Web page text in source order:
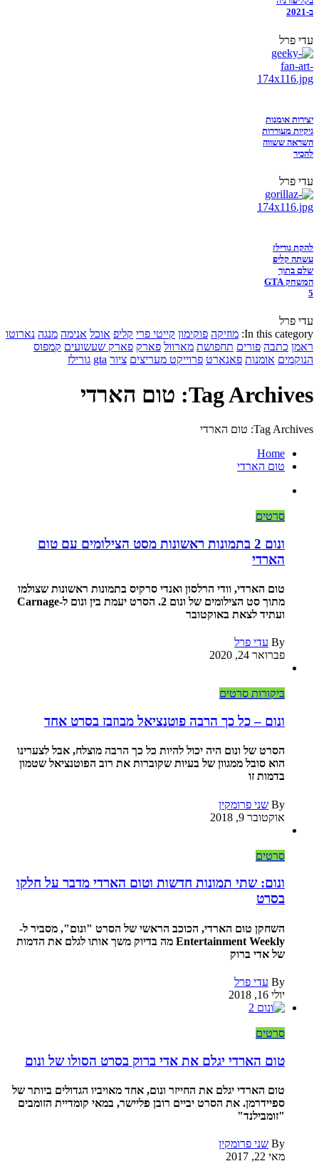
ב-2021
עדי פרל
יצירות אומנות
גיקיות מעוררות
השראה ששווה
להכיר
עדי פרל
להקת גורילז
עשתה קליפ
שלם בתוך
המשחק GTA
5
עדי פרל
In this category: מוזיקה פוקימון קייטי פרי קליפ אוכל אנימה מנגה נארוטו
ראמן כתבה פורים תחפושת מארוול פארק פארק שעשועים קמפוס
הנוקמים אומנות פאנארט פרוייקט מעריצים ציור gta גורילז
Tag Archives: טום הארדי
Tag Archives: טום הארדי
Home
טום הארדי
סרטים
ונום 2 בתמונות ראשונות מסט הצילומים עם טום
הארדי
טום הארדי, וודי הרלסון ואנדי סרקיס בתמונות ראשונות שצולמו
מתוך סט הצילומים של ונום 2. הסרט יעמת בין ונום ל-Carnage
ועתיד לצאת באוקטובר
By עדי פרל
פברואר 24, 2020
ביקורות סרטים
ונום – כל כך הרבה פוטנציאל מבוזבז בסרט אחד
הסרט של ונום היה יכול להיות כל כך הרבה מוצלח, אבל לצערינו
הוא סובל ממגוון של בעיות שקוברות את רוב הפוטנציאל שטמון
בדמות זו
By שני פרומקין
אוקטובר 9, 2018
סרטים
ונום: שתי תמונות חדשות וטום הארדי מדבר על חלקו
בסרט
השחקן טום הארדי, הכוכב הראשי של הסרט "ונום", מסביר ל-
Entertainment Weekly מה בדיוק משך אותו לגלם את הדמות
של אדי ברוק
By עדי פרל
יולי 16, 2018
סרטים
טום הארדי יגלם את אדי ברוק בסרט הסולו של ונום
טום הארדי יגלם את החייזר ונום, אחד מאויביו הגדולים ביותר של
ספיידרמן. את הסרט יביים רובן פליישר, במאי קומדיית הזומבים
"זומבילנד"
By שני פרומקין
מאי 22, 2017